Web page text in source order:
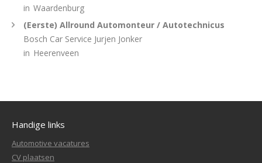
in Waardenburg
(Eerste) Allround Automonteur / Autotechnicus
Bosch Car Service Jurjen Jonker
in Heerenveen
Handige links
Automotive vacatures
CV plaatsen